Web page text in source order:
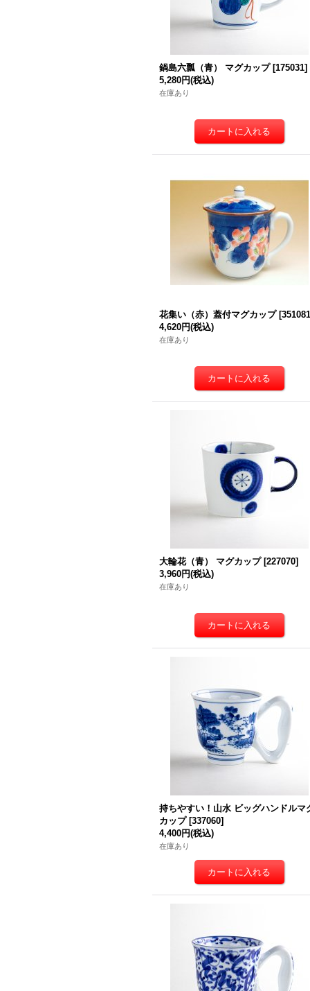
鍋島六瓢（青） マグカップ [175031]
5,280円(税込)
在庫あり
花集い（赤）蓋付マグカップ [351081
4,620円(税込)
在庫あり
大輪花（青） マグカップ [227070]
3,960円(税込)
在庫あり
持ちやすい！山水 ビッグハンドルマ
カップ [337060]
4,400円(税込)
在庫あり